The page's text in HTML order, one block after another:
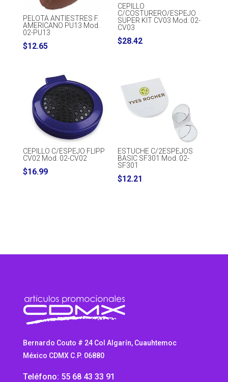
PELOTA ANTIESTRES F.
AMERICANO PU13 Mod.
02-PU13
$12.65
CEPILLO
C/COSTURERO/ESPEJO
SUPER KIT CV03 Mod. 02-
CV03
$28.42
CEPILLO C/ESPEJO FLIPP
CV02 Mod. 02-CV02
$16.99
ESTUCHE C/2ESPEJOS
BASIC SF301 Mod. 02-
SF301
$12.21
Bernardo Couto # 24 Col Algarín, Cuauhtemoc
México CDMX C.P. 06880
Teléfono: 55 68 43 33 91